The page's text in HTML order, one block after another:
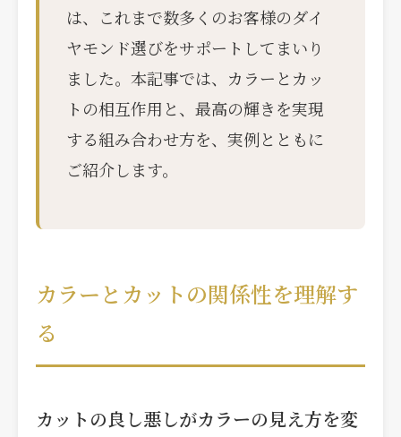
は、これまで数多くのお客様のダイ
ヤモンド選びをサポートしてまいり
ました。本記事では、カラーとカッ
トの相互作用と、最高の輝きを実現
する組み合わせ方を、実例とともに
ご紹介します。
カラーとカットの関係性を理解す
る
カットの良し悪しがカラーの見え方を変